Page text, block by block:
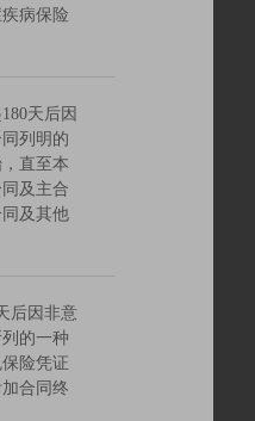
病保险
天后因
列明的
直至本
及主合
及其他
后因非意
的一种
险凭证
合同终